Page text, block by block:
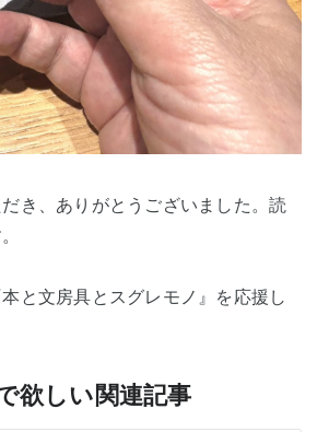
き、ありがとうございました。読
と文房具とスグレモノ』を応援し
欲しい関連記事